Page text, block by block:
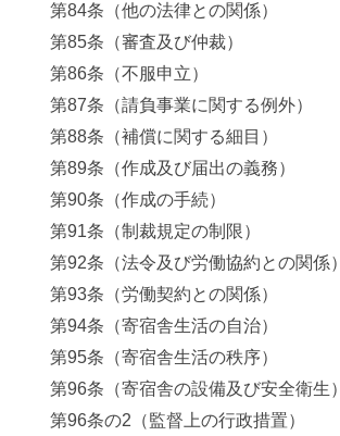
第84条（他の法律との関係）
第85条（審査及び仲裁）
第86条（不服申立）
第87条（請負事業に関する例外）
第88条（補償に関する細目）
第89条（作成及び届出の義務）
第90条（作成の手続）
第91条（制裁規定の制限）
第92条（法令及び労働協約との関係）
第93条（労働契約との関係）
第94条（寄宿舎生活の自治）
第95条（寄宿舎生活の秩序）
第96条（寄宿舎の設備及び安全衛生）
第96条の2（監督上の行政措置）